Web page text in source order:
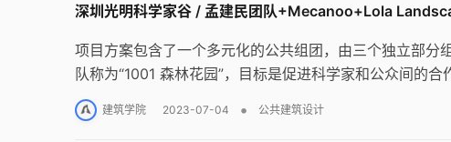
深圳光明科学家谷 / 孟建民团队+Mecanoo+Lola
项目方案包含了一个多元化的公共组团，由三个独立部
队称为“1001 森林花园”，目标是促进科学家和公众间的合
建筑学院 2023-07-04 • 公共建筑设计